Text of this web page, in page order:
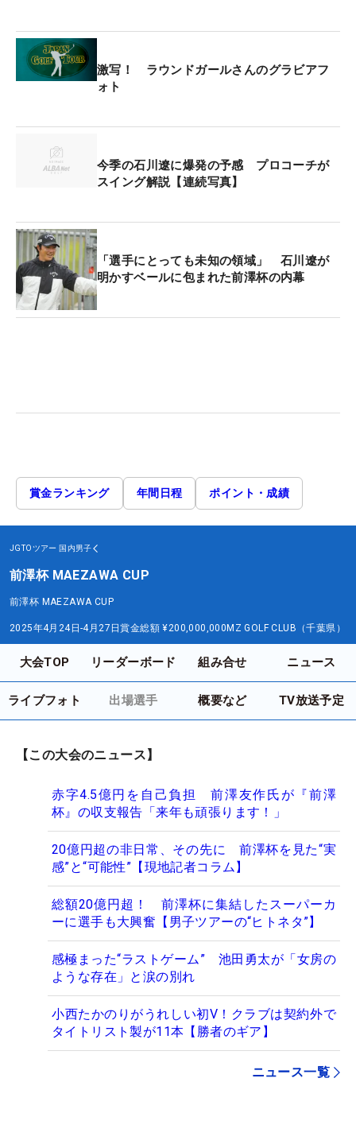
激写！ ラウンドガールさんのグラビアフ
ォト
今季の石川遼に爆発の予感 プロコーチが
スイング解説【連続写真】
「選手にとっても未知の領域」 石川遼が
明かすベールに包まれた前澤杯の内幕
賞金ランキング 年間日程 ポイント・成績
JGTOツアー 国内男子
前澤杯 MAEZAWA CUP
前澤杯 MAEZAWA CUP
2025年4月24日-4月27日賞金総額 ¥200,000,000MZ GOLF CLUB（千葉県）
大会TOP リーダーボード 組み合せ ニュース
ライブフォト 出場選手 概要など TV放送予定
【この大会のニュース】
赤字4.5億円を自己負担 前澤友作氏が『前澤
杯』の収支報告「来年も頑張ります！」
20億円超の非日常、その先に 前澤杯を見た“実
感”と“可能性”【現地記者コラム】
総額20億円超！ 前澤杯に集結したスーパーカ
ーに選手も大興奮【男子ツアーの“ヒトネタ”】
感極まった“ラストゲーム” 池田勇太が「女房の
ような存在」と涙の別れ
小西たかのりがうれしい初V！クラブは契約外で
タイトリスト製が11本【勝者のギア】
ニュース一覧